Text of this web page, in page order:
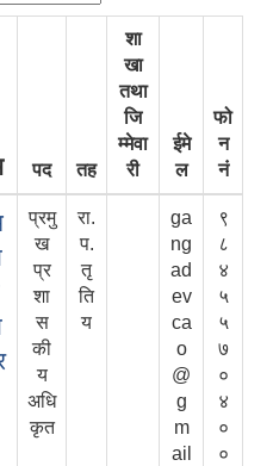
पद तह
शा
खा
तथा
जि
म्मेवा
री
ईमे
ल
फो
न
नं
प्रमु
ख
प्र
शा
स
की
य
अधि
कृत
रा.
प.
तृ
ति
य
ga
ng
ad
ev
ca
o
@
g
m
ail
९
८
४
५
५
७
०
४
०
०